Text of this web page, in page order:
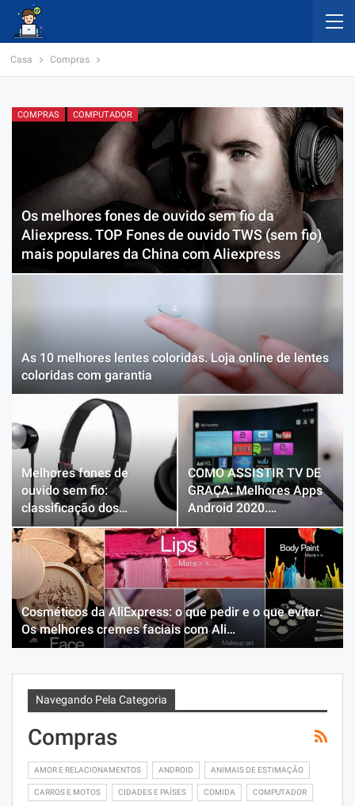
Casa Compras
COMPRAS COMPUTADOR
Os melhores fones de ouvido sem fio da
Aliexpress. TOP Fones de ouvido TWS (sem fio)
mais populares da China com Aliexpress
As 10 melhores lentes coloridas. Loja online de lentes
coloridas com garantia
Melhores fones de
ouvido sem fio:
classificação dos…
COMO ASSISTIR TV DE
GRAÇA: Melhores Apps
Android 2020.…
Cosméticos da AliExpress: o que pedir e o que evitar.
Os melhores cremes faciais com Ali…
Navegando Pela Categoria
Compras
AMOR E RELACIONAMENTOS ANDROID ANIMAIS DE ESTIMAÇÃO
CARROS E MOTOS CIDADES E PAÍSES COMIDA COMPUTADOR